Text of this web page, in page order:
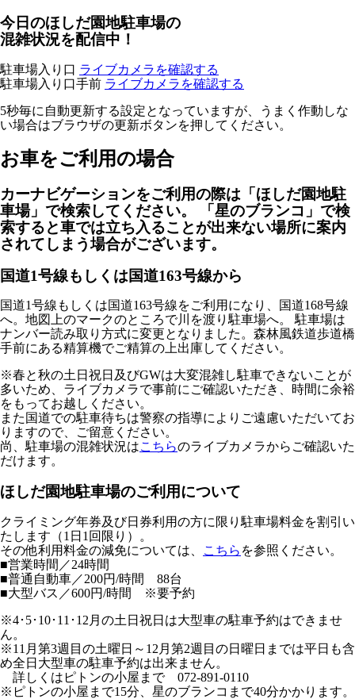
今日のほしだ園地駐車場の
混雑状況を配信中！
駐車場入り口 ライブカメラを確認する
駐車場入り口手前 ライブカメラを確認する
5秒毎に自動更新する設定となっていますが、うまく作動しな
い場合はブラウザの更新ボタンを押してください。
お車をご利用の場合
カーナビゲーションをご利用の際は「ほしだ園地駐
車場」で検索してください。 「星のブランコ」で検
索すると車では立ち入ることが出来ない場所に案内
されてしまう場合がございます。
国道1号線もしくは国道163号線から
国道1号線もしくは国道163号線をご利用になり、国道168号線
へ。地図上のマークのところで川を渡り駐車場へ。 駐車場は
ナンバー読み取り方式に変更となりました。 森林風鉄道歩道橋
手前にある精算機でご精算の上出庫してください。
※春と秋の土日祝日及びGWは大変混雑し駐車できないことが
多いため、ライブカメラで事前にご確認いただき、時間に余裕
をもってお越しください。
また国道での駐車待ちは警察の指導によりご遠慮いただいてお
りますので、ご留意ください。
尚、駐車場の混雑状況はこちらのライブカメラからご確認いた
だけます。
ほしだ園地駐車場のご利用について
クライミング年券及び日券利用の方に限り駐車場料金を割引い
たします（1日1回限り）。
その他利用料金の減免については、
こちら を参照ください。
■営業時間／24時間
■普通自動車／200円/時間 88台
■大型バス／600円/時間 ※要予約
※4･5･10･11･12月の土日祝日は大型車の駐車予約はできませ
ん。
※11月第3週目の土曜日～12月第2週目の日曜日までは平日も含
め全日大型車の駐車予約は出来ません。
詳しくはピトンの小屋まで 072-891-0110
※ピトンの小屋まで15分、星のブランコまで40分かかります。